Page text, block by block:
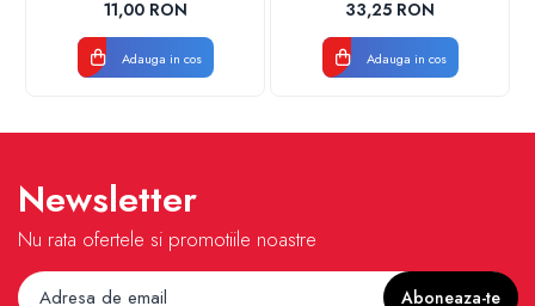
VALDUOTHERM VALROM
11,00 RON
Adauga in cos
33,25 RON
Adauga in cos
Newsletter
Nu rata ofertele si promotiile noastre